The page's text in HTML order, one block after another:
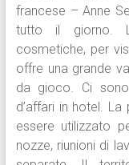
francese – Anne
tutto il giorno.
cosmetiche, per
offre una grande
da gioco. Ci
d’affari in hotel.
essere utilizzato
nozze, riunioni di